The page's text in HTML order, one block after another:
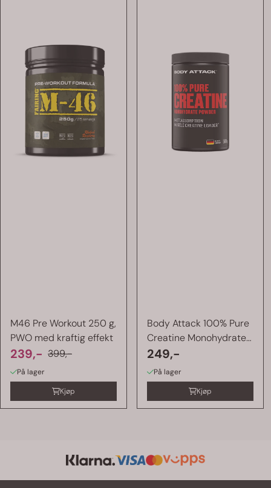
M46 Pre Workout 250 g,
PWO med kraftig effekt
239,- 399,-
På lager
Kjøp
Body Attack 100% Pure
Creatine Monohydrate
500g
249,-
På lager
Kjøp